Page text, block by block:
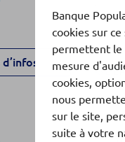
Banque
cookies sur
permettent le
mesure
cookies,
nous
sur le site,
suite à votre